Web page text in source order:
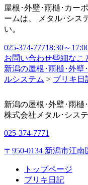
屋根･外壁･雨樋･カー
ームは、 メタル･シス
い。
025-374-77718:30～
お問い合わせ些細なこ
新潟の屋根･雨樋･外壁
ルシステム > ブリキ日
新潟の屋根･外壁･雨樋
株式会社 メタル･シス
025-374-7771
〒950-0134 新潟市江
トップページ
ブリキ日記